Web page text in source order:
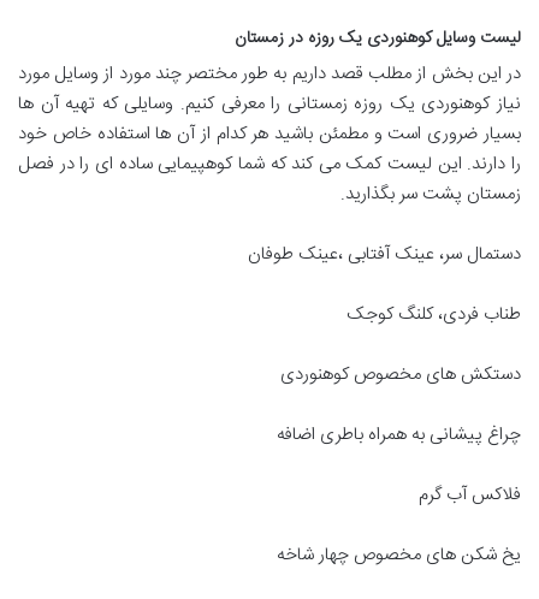
لیست وسایل کوهنوردی یک روزه در زمستان
در این بخش از مطلب قصد داریم به طور مختصر چند مورد از وسایل مورد
نیاز کوهنوردی یک روزه زمستانی را معرفی کنیم. وسایلی که تهیه آن ها
بسیار ضروری است و مطمئن باشید هر کدام از آن ها استفاده خاص خود
را دارند. این لیست کمک می کند که شما کوهپیمایی ساده ای را در فصل
زمستان پشت سر بگذارید.
دستمال سر، عینک آفتابی ،عینک طوفان
طناب فردی، کلنگ کوجک
دستکش های مخصوص کوهنوردی
چراغ پیشانی به همراه باطری اضافه
فلاکس آب گرم
یخ شکن های مخصوص چهار شاخه